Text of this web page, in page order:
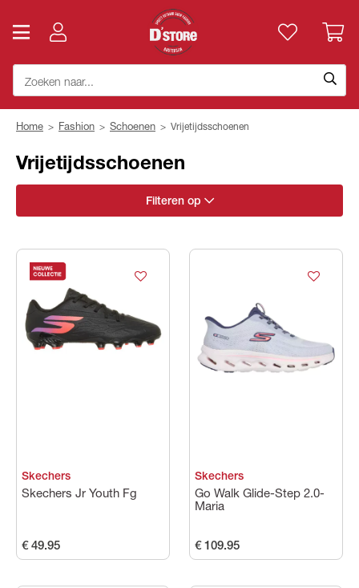
Home > Fashion > Schoenen > Vrijetijdsschoenen
Vrijetijdsschoenen
Filteren op
Geslacht
Skechers
Skechers Jr Youth Fg
€ 49.95
Skechers
Go Walk Glide-Step 2.0-
Maria
€ 109.95